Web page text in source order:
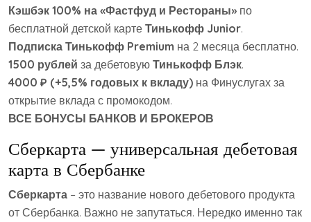
Кэшбэк 100% на «Фастфуд и Рестораны» по
бесплатной детской карте Тинькофф Junior.
Подписка Тинькофф Premium на 2 месяца бесплатно.
1500 рублей за дебетовую Тинькофф Блэк.
4000 ₽ (+5,5% годовых к вкладу) на Финуслугах за
открытие вклада с промокодом.
ВСЕ БОНУСЫ БАНКОВ И БРОКЕРОВ
Сберкарта — универсальная дебетовая
карта в Сбербанке
Сберкарта – это название нового дебетового продукта
от Сбербанка. Важно не запутаться. Нередко именно так